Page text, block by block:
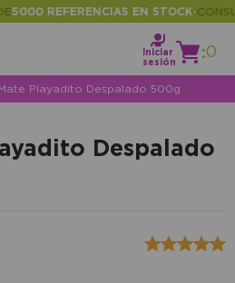
REFERENCIAS EN STOCK•
Iniciar
sesión
:0
Playadito Despalado 500g
Despalado